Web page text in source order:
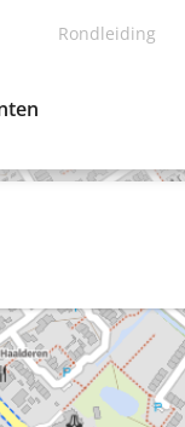
Rondleiding